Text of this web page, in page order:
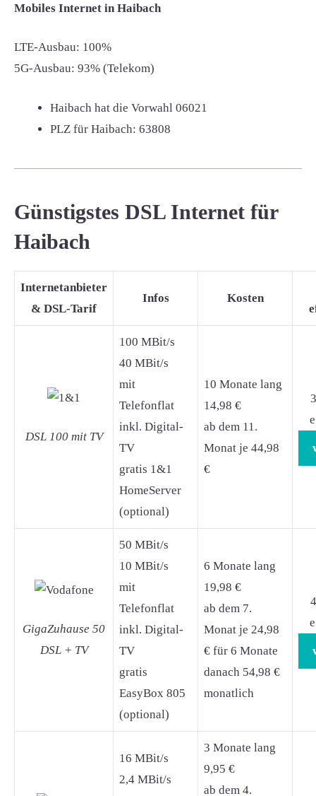
Mobiles Internet in Haibach
LTE-Ausbau: 100%
5G-Ausbau: 93% (Telekom)
Haibach hat die Vorwahl 06021
PLZ für Haibach: 63808
Günstigstes DSL Internet für
Haibach
Internetanbieter
& DSL-Tarif
Infos Kosten
DSL 100 mit TV
100 MBit/s
40 MBit/s
mit
Telefonflat
inkl. Digital-
TV
gratis 1&1
HomeServer
(optional)
10 Monate lang
14,98 €
ab dem 11.
Monat je 44,98
€
GigaZuhause 50
DSL + TV
50 MBit/s
10 MBit/s
mit
Telefonflat
inkl. Digital-
TV
gratis
EasyBox 805
(optional)
6 Monate lang
19,98 €
ab dem 7.
Monat je 24,98
€ für 6 Monate
danach 54,98 €
monatlich
16 MBit/s
2,4 MBit/s
3 Monate lang
9,95 €
ab dem 4.